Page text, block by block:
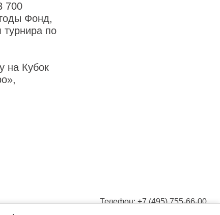
700
Фонд,
турнира по
на Кубок
Телефон: +7 (495) 755-66-00